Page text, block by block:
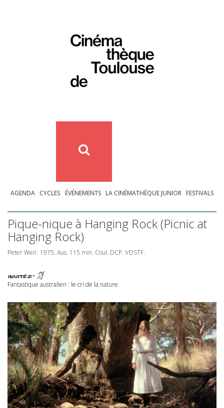
AGENDA CYCLES ÉVÉNEMENTS LA CINÉMATHÈQUE JUNIOR FESTIVALS
Pique-nique à Hanging Rock (Picnic at
Hanging Rock)
Peter Weir. 1975. Aus. 115 min. Coul. DCP. VOSTF.
Fantastique australien : le cri de la nature